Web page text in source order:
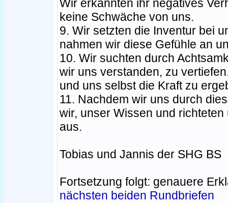
Wir erkannten ihr negatives
keine Schwäche von uns.
9. Wir setzten die Inventur bei
nahmen wir diese Gefühle an
10. Wir suchten durch
wir uns verstanden, zu
und uns selbst die Kraft zu
11. Nachdem wir uns durch
wir, unser Wissen und
aus.
Tobias und Jannis der SHG BS
Fortsetzung folgt: genauere
nächsten beiden Rundbriefen